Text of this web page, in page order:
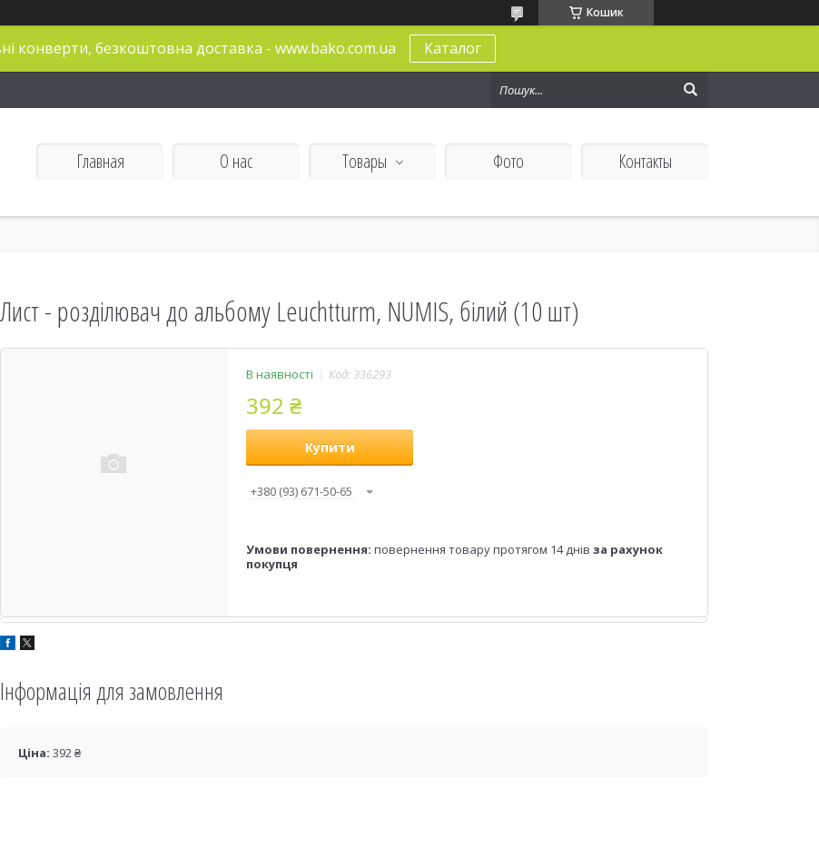
Кошик
конверти, безкоштовна доставка - www.bako.com.ua Каталог
Главная О нас Товары Фото Контакты
Лист - розділювач до альбому Leuchtturm, NUMIS, білий (10 шт)
В наявності Код:336293
392 ₴
Купити
+380 (93) 671-50-65
повернення товару протягом 14 днів за рахунок
покупця
Інформація для замовлення
Ціна: 392 ₴